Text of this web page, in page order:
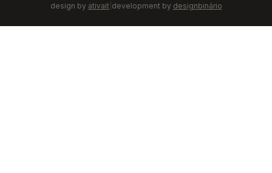
design by ativait development by designbinário